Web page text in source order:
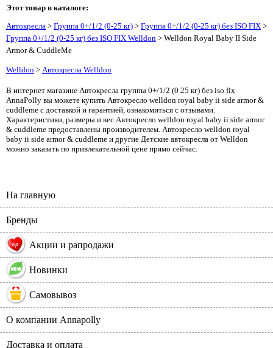
Этот товар в каталоге:
Автокресла > Группа 0+/1/2 (0-25 кг) > Группа 0+/1/2 (0-25 кг) без ISO FIX >
Группа 0+/1/2 (0-25 кг) без ISO FIX Welldon > Welldon Royal Baby II Side
Armor & CuddleMe
Welldon > Автокресла Welldon
В интернет магазине Автокресла группы 0+/1/2 (0 25 кг) без iso fix
AnnaPolly вы можете купить Автокресло welldon royal baby ii side armor &
cuddleme с доставкой и гарантией, ознакомиться с отзывами.
Характеристики, размеры и вес Автокресло welldon royal baby ii side armor
& cuddleme предоставлены производителем. Автокресло welldon royal
baby ii side armor & cuddleme и другие Детские автокресла от Welldon
можно заказать по привлекательной цене прямо сейчас.
На главную
Бренды
% Акции и рапродажи
Новинки
Самовывоз
О компании Annapolly
Доставка и оплата